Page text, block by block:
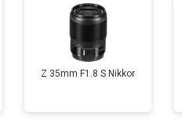
Z 35mm F1.8 S Nikkor